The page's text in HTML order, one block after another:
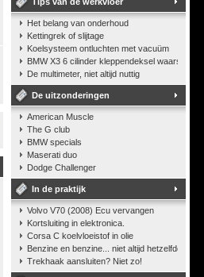
Het belang van onderhoud
Kettingrek of slijtage
Koelsysteem ontluchten met vacuüm
BMW X3 6 cilinder kleppendeksel waarshuwing
De multimeter, niet altijd nuttig
De uitzonderingen
American Muscle
The G club
BMW specials
Maserati duo
Dodge Challenger
In de praktijk
Volvo V70 (2008) Ecu vervangen
Kortsluiting in elektronica.
Corsa C koelvloeistof in olie
Benzine en benzine... niet altijd hetzelfde
Trekhaak aansluiten? Niet zo!